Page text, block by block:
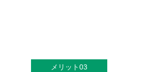
メリット03